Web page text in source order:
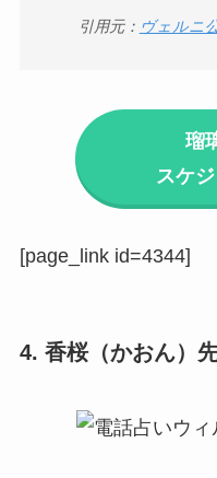
引用元： ヴェルニ
瑠
スケ
[page_link id=4344]
4. 香桜（かおん）